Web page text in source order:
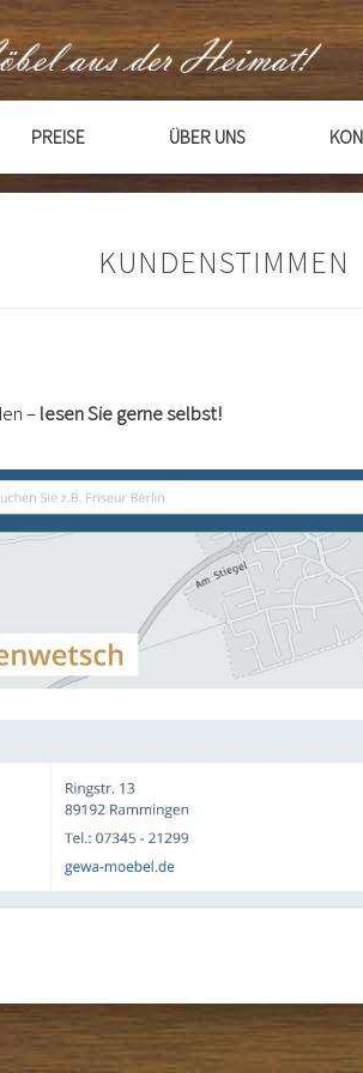
PREISE ÜBER UNS
KUNDENSTIMMEN
–lesen Sie gerne selbst!